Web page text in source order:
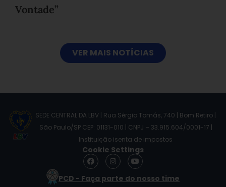
Vontade”
VER MAIS NOTÍCIAS
SEDE CENTRAL DA LBV | Rua Sérgio Tomás, 740 | Bom Retiro |
São Paulo/SP CEP: 01131-010 | CNPJ – 33.915.604/0001-17 |
Instituição isenta de impostos
Cookie Settings
F
a
e
I
n
s
t
Y
o
t
PCD - Faça parte do nosso time